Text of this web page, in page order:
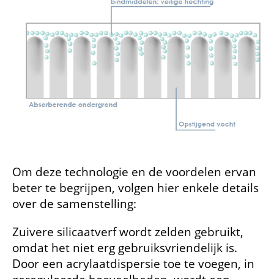
Om deze technologie en de voordelen ervan
beter te begrijpen, volgen hier enkele details
over de samenstelling:
Zuivere silicaatverf wordt zelden gebruikt,
omdat het niet erg gebruiksvriendelijk is.
Door een acrylaatdispersie toe te voegen, in